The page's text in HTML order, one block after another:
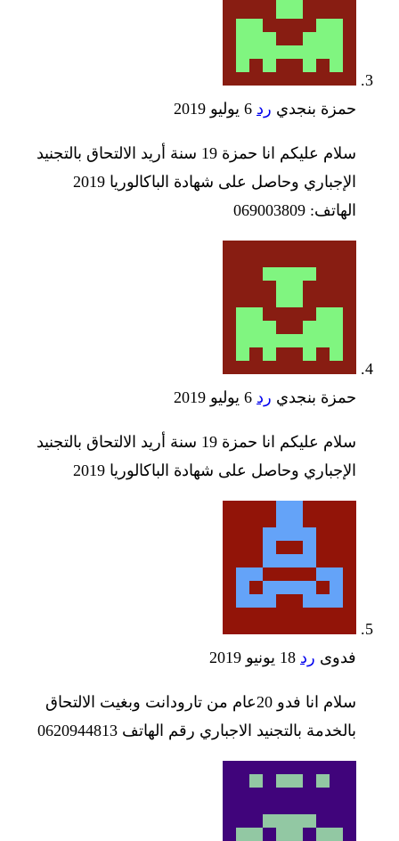
حمزة بنجدي رد 6 يوليو 2019
سلام عليكم انا حمزة 19 سنة أريد الالتحاق بالتجنيد
الإجباري وحاصل على شهادة الباكالوريا 2019
الهاتف: 069003809
حمزة بنجدي رد 6 يوليو 2019
سلام عليكم انا حمزة 19 سنة أريد الالتحاق بالتجنيد
الإجباري وحاصل على شهادة الباكالوريا 2019
فدوى رد 18 يونيو 2019
سلام انا فدو 20عام من تارودانت وبغيت الالتحاق
بالخدمة بالتجنيد الاجباري رقم الهاتف 0620944813